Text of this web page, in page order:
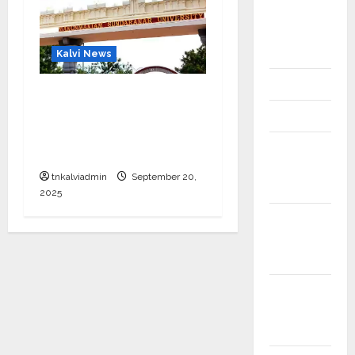
Kalvi News
tnkalviadmin
September 20,
2025